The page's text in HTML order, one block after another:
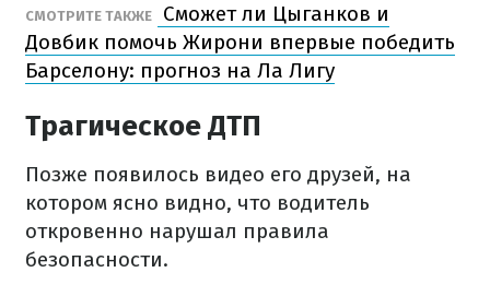
СМОТРИТЕ ТАКЖЕ
Сможет ли Цыганков и
Довбик помочь Жирони впервые победить
Барселону: прогноз на Ла Лигу
Трагическое ДТП
Позже появилось видео его друзей, на
котором ясно видно, что водитель
откровенно нарушал правила
безопасности.